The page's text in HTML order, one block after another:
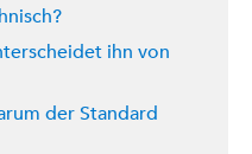
ihn von
der Standard